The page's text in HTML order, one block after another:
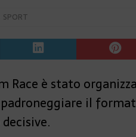
SPORT
Race è stato
il